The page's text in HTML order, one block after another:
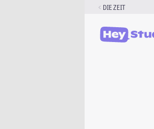
DIE ZEIT